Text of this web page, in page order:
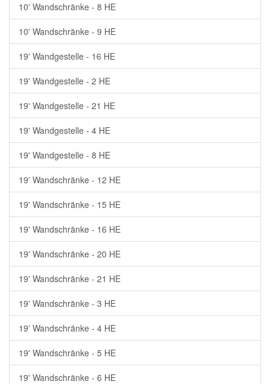
10' Wandschränke - 8 HE
10' Wandschränke - 9 HE
19' Wandgestelle - 16 HE
19' Wandgestelle - 2 HE
19' Wandgestelle - 21 HE
19' Wandgestelle - 4 HE
19' Wandgestelle - 8 HE
19' Wandschränke - 12 HE
19' Wandschränke - 15 HE
19' Wandschränke - 16 HE
19' Wandschränke - 20 HE
19' Wandschränke - 21 HE
19' Wandschränke - 3 HE
19' Wandschränke - 4 HE
19' Wandschränke - 5 HE
19' Wandschränke - 6 HE